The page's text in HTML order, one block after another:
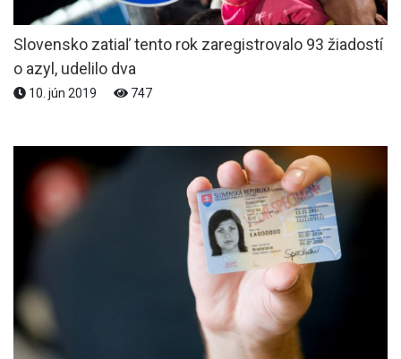
Slovensko zatiaľ tento rok zaregistrovalo 93 žiadostí
o azyl, udelilo dva
10. jún 2019 747